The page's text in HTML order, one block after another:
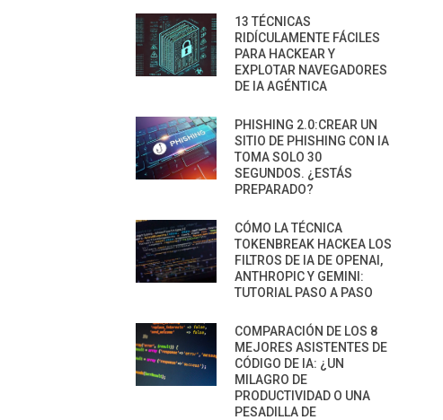
13 TÉCNICAS
RIDÍCULAMENTE FÁCILES
PARA HACKEAR Y
EXPLOTAR NAVEGADORES
DE IA AGÉNTICA
PHISHING 2.0:CREAR UN
SITIO DE PHISHING CON IA
TOMA SOLO 30
SEGUNDOS. ¿ESTÁS
PREPARADO?
CÓMO LA TÉCNICA
TOKENBREAK HACKEA LOS
FILTROS DE IA DE OPENAI,
ANTHROPIC Y GEMINI:
TUTORIAL PASO A PASO
COMPARACIÓN DE LOS 8
MEJORES ASISTENTES DE
CÓDIGO DE IA: ¿UN
MILAGRO DE
PRODUCTIVIDAD O UNA
PESADILLA DE